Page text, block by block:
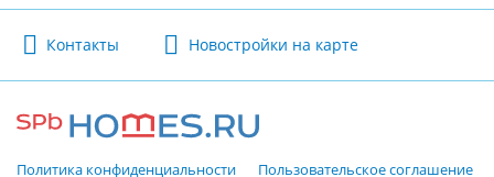
Контакты Новостройки на карте
Политика конфиденциальности Пользовательское соглашение